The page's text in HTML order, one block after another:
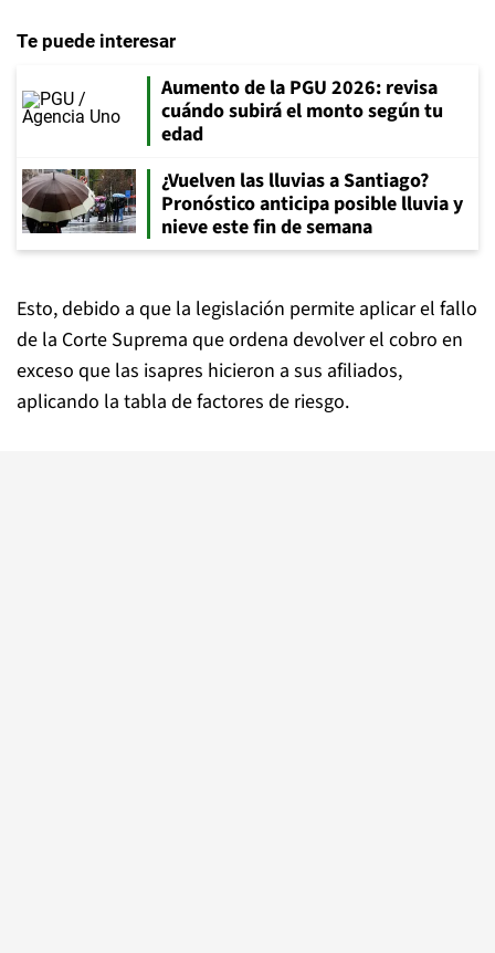
Te puede interesar
Aumento de la PGU 2026: revisa
cuándo subirá el monto según tu
edad
¿Vuelven las lluvias a Santiago?
Pronóstico anticipa posible lluvia y
nieve este fin de semana
Esto, debido a que la legislación permite aplicar el fallo
de la Corte Suprema que ordena devolver el cobro en
exceso que las isapres hicieron a sus afiliados,
aplicando la tabla de factores de riesgo.